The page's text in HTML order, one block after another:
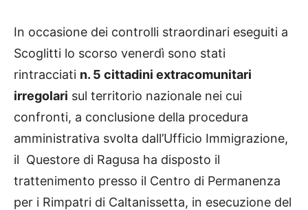
In occasione dei controlli straordinari eseguiti a
Scoglitti lo scorso venerdì sono stati
rintracciati n. 5 cittadini extracomunitari
irregolari sul territorio nazionale nei cui
confronti, a conclusione della procedura
amministrativa svolta dall’Ufficio Immigrazione,
il Questore di Ragusa ha disposto il
trattenimento presso il Centro di Permanenza
per i Rimpatri di Caltanissetta, in esecuzione del